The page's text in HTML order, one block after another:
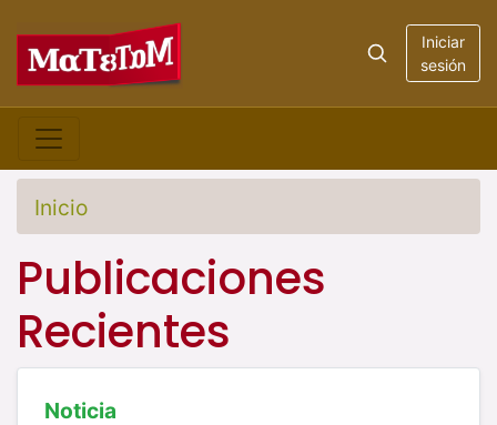
Iniciar
sesión
Inicio
Publicaciones
Recientes
Noticia